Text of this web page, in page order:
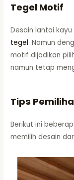
Tegel Motif
Desain lantai
tegel. Namun
motif dijadikan
namun tetap
Tips
Berikut ini
memilih desain